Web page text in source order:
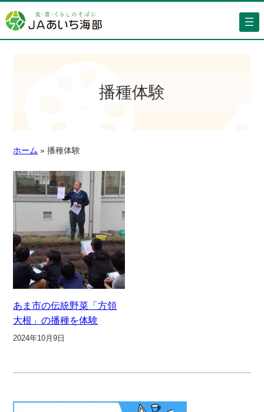
播種体験
ホーム » 播種体験
あま市の伝統野菜「方領
大根」の播種を体験
2024年10月9日